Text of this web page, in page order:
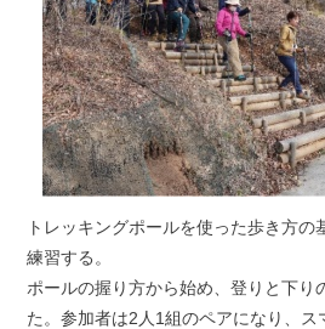
トレッキングポールを使った歩き方の
練習する。
ポールの握り方から始め、登りと下り
た。参加者は2人1組のペアになり、